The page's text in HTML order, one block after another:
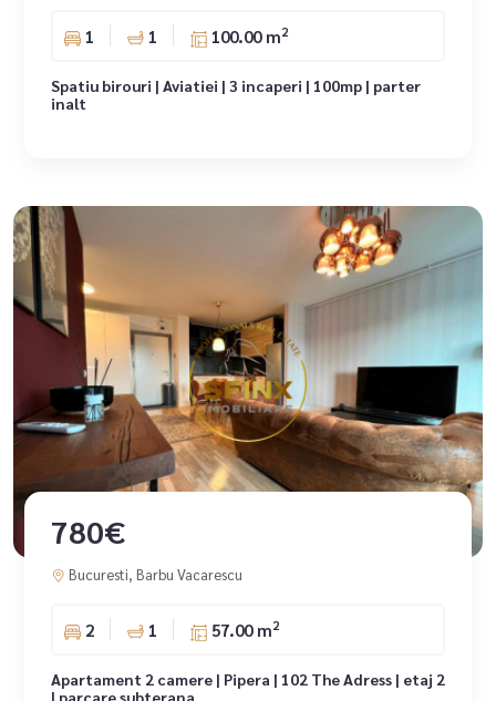
1 1 100.00 m2
Spatiu birouri | Aviatiei | 3 incaperi | 100mp | parter
inalt
780€
Bucuresti, Barbu Vacarescu
2 1 57.00 m2
Apartament 2 camere | Pipera | 102 The Adress | etaj 2
| parcare subterana